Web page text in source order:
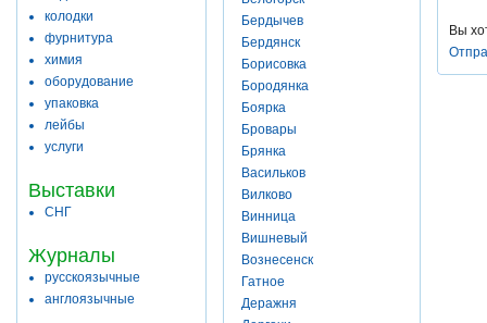
колодки
фурнитура
химия
оборудование
упаковка
лейбы
услуги
Выставки
СНГ
Журналы
русскоязычные
англоязычные
Бердычев
Бердянск
Борисовка
Бородянка
Боярка
Бровары
Брянка
Васильков
Вилково
Винница
Вишневый
Вознесенск
Гатное
Деражня
Вы